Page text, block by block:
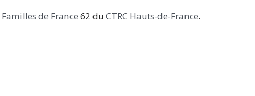
Familles de France 62 du CTRC Hauts-de-France.